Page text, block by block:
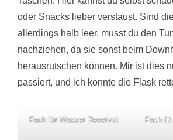
oder Snacks lieber verstaust. Sind
allerdings halb leer, musst du den
nachziehen, da sie sonst beim
herausrutschen können. Mir ist dies
passiert, und ich konnte die Flask
Fach für Wasser Reservoir Fach